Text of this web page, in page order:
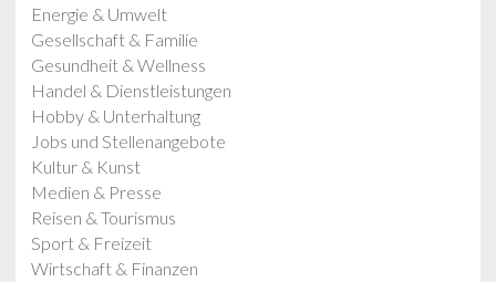
Energie & Umwelt
Gesellschaft & Familie
Gesundheit & Wellness
Handel & Dienstleistungen
Hobby & Unterhaltung
Jobs und Stellenangebote
Kultur & Kunst
Medien & Presse
Reisen & Tourismus
Sport & Freizeit
Wirtschaft & Finanzen